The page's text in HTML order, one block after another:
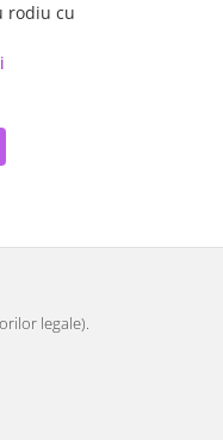
rodiu cu
legale).